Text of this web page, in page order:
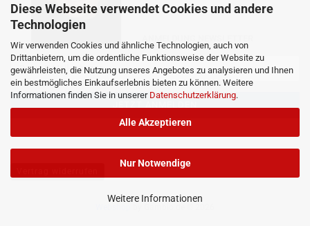
Diese Webseite verwendet Cookies und andere
Technologien
Wir verwenden Cookies und ähnliche Technologien, auch von
Drittanbietern, um die ordentliche Funktionsweise der Website zu
gewährleisten, die Nutzung unseres Angebotes zu analysieren und Ihnen
ein bestmögliches Einkaufserlebnis bieten zu können. Weitere
Informationen finden Sie in unserer Datenschutzerklärung.
Alle Akzeptieren
Nur Notwendige
Weitere Informationen